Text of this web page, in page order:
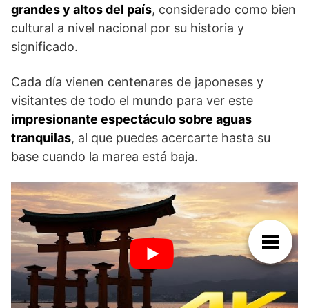
grandes y altos del país, considerado como bien
cultural a nivel nacional por su historia y
significado.
Cada día vienen centenares de japoneses y
visitantes de todo el mundo para ver este
impresionante espectáculo sobre aguas
tranquilas, al que puedes acercarte hasta su
base cuando la marea está baja.